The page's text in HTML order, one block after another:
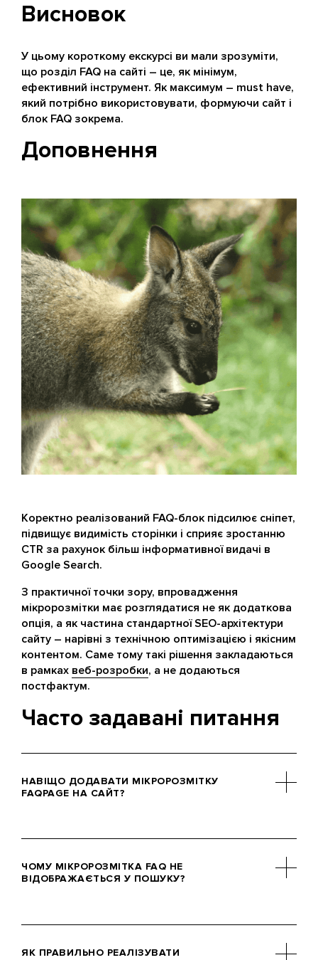
Висновок
У цьому короткому екскурсі ви мали зрозуміти,
що розділ FAQ на сайті – це, як мінімум,
ефективний інструмент. Як максимум – must have,
який потрібно використовувати, формуючи сайт і
блок FAQ зокрема.
Доповнення
Коректно реалізований FAQ-блок підсилює сніпет,
підвищує видимість сторінки і сприяє зростанню
CTR за рахунок більш інформативної видачі в
Google Search.
З практичної точки зору, впровадження
мікророзмітки має розглядатися не як додаткова
опція, а як частина стандартної SEO-архітектури
сайту – нарівні з технічною оптимізацією і якісним
контентом. Саме тому такі рішення закладаються
в рамках веб-розробки, а не додаються
постфактум.
Часто задавані питання
НАВІЩО ДОДАВАТИ МІКРОРОЗМІТКУ
FAQPAGE НА САЙТ?
розширити сніпет у пошуковій видачі,
зайняти більше простору і збільшити
ймовірність переходу на сайт.
ЧОМУ МІКРОРОЗМІТКА FAQ НЕ
ВІДОБРАЖАЄТЬСЯ У ПОШУКУ?
Причинами можуть бути
ЯК ПРАВИЛЬНО РЕАЛІЗУВАТИ